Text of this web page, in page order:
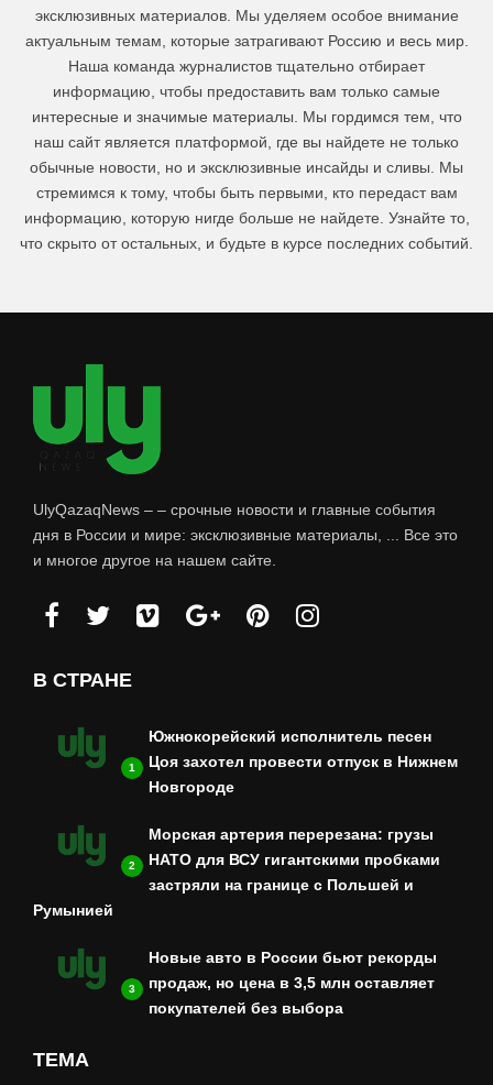
эксклюзивных материалов. Мы уделяем особое внимание
актуальным темам, которые затрагивают Россию и весь мир.
Наша команда журналистов тщательно отбирает
информацию, чтобы предоставить вам только самые
интересные и значимые материалы. Мы гордимся тем, что
наш сайт является платформой, где вы найдете не только
обычные новости, но и эксклюзивные инсайды и сливы. Мы
стремимся к тому, чтобы быть первыми, кто передаст вам
информацию, которую нигде больше не найдете. Узнайте то,
что скрыто от остальных, и будьте в курсе последних событий.
UlyQazaqNews – – срочные новости и главные события
дня в России и мире: эксклюзивные материалы, ... Все это
и многое другое на нашем сайте.
В СТРАНЕ
1
Южнокорейский исполнитель песен
Цоя захотел провести отпуск в Нижнем
Новгороде
2
Морская артерия перерезана: грузы
НАТО для ВСУ гигантскими пробками
застряли на границе с Польшей и
Румынией
3
Новые авто в России бьют рекорды
продаж, но цена в 3,5 млн оставляет
покупателей без выбора
ТЕМА